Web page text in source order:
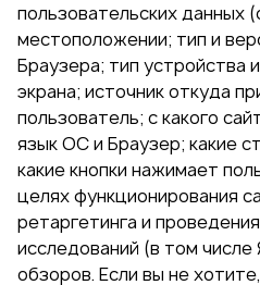
пользовательских данных
местоположении; тип и
Браузера; тип устройства
экрана; источник откуда
пользователь; с какого
язык ОС и Браузер; какие
какие кнопки нажимает
целях функционирования
ретаргетинга и
исследований (в том
обзоров. Если вы не